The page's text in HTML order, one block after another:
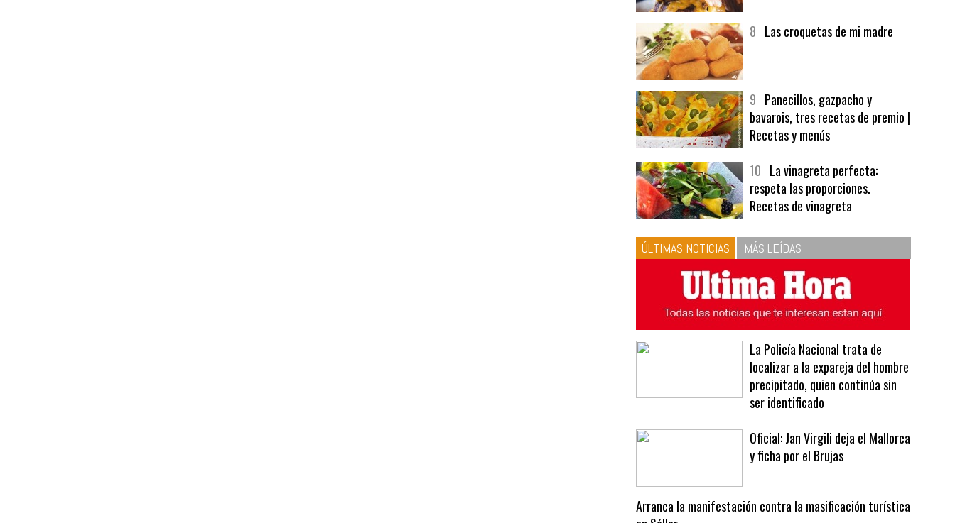
8 Las croquetas de mi madre
9 Panecillos, gazpacho y
bavarois, tres recetas de premio |
Recetas y menús
10 La vinagreta perfecta:
respeta las proporciones.
Recetas de vinagreta
ÚLTIMAS NOTICIAS MÁS LEÍDAS
La Policía Nacional trata de
localizar a la expareja del hombre
precipitado, quien continúa sin
ser identificado
Oficial: Jan Virgili deja el Mallorca
y ficha por el Brujas
Arranca la manifestación contra la masificación turística